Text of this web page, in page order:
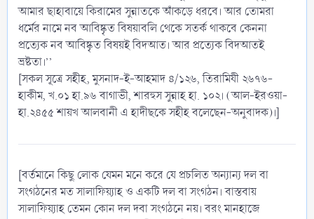
আমার ছাহাবায়ে কিরামের সুন্নাতকে আঁকড়ে ধরবে। আর তোমরা
ধর্মের নামে নব আবিষ্কৃত বিষয়াবলি থেকে সতর্ক থাকবে কেননা
প্রত্যেক নব আবিষ্কৃত বিষয়ই বিদআত। আর প্রত্যেক বিদআতই
ভ্রষ্টতা।’’
[সকল সূত্রে সহীহ, মুসনাদ-ই-আহমাদ ৪/১২৬, তিরামিযী ২৬৭৬-
হাকীম, খ.০১ হা.৯৬ বাগাভী, শারহুস সুন্নাহ হা. ১০২। (আল-ইরওয়া-
হা.২৪৫৫ শায়খ আলবানী এ হাদীছকে সহীহ বলেছেন-অনুবাদক)।]
[বর্তমানে কিছু লোক যেমন মনে করে যে প্রচলিত অন্যান্য দল বা
সংগঠনের মত সালাফিয়্যাহ ও একটি দল বা সংগঠন। বাস্তবায়
সালাফিয়্যাহ তেমন কোন দল দবা সংগঠনে নয়। বরং মানহাজে